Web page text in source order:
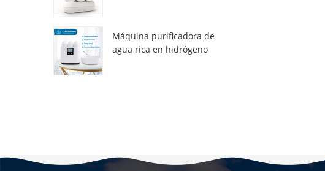
Máquina purificadora de
agua rica en hidrógeno